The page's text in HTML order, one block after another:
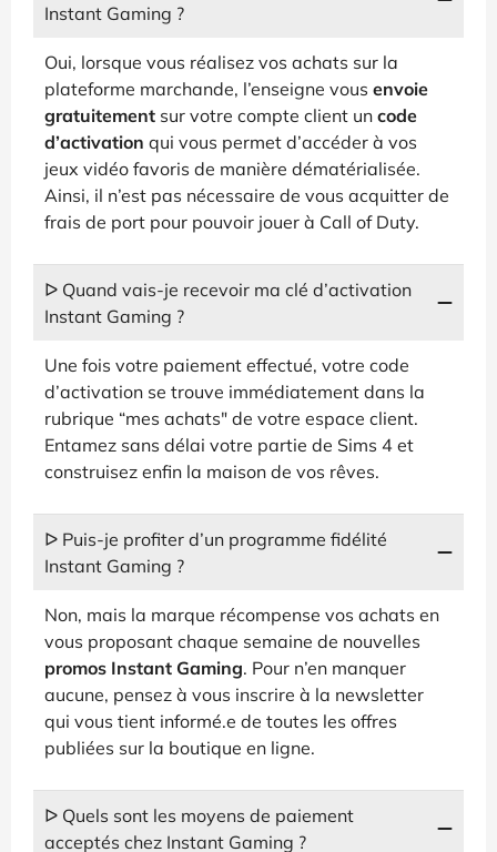
Instant Gaming ?
Oui, lorsque vous réalisez vos achats sur la
plateforme marchande, l’enseigne vous envoie
gratuitement sur votre compte client un code
d’activation qui vous permet d’accéder à vos
jeux vidéo favoris de manière dématérialisée.
Ainsi, il n’est pas nécessaire de vous acquitter de
frais de port pour pouvoir jouer à Call of Duty.
ᐅ Quand vais-je recevoir ma clé d’activation
Instant Gaming ?
Une fois votre paiement effectué, votre code
d’activation se trouve immédiatement dans la
rubrique “mes achats" de votre espace client.
Entamez sans délai votre partie de Sims 4 et
construisez enfin la maison de vos rêves.
ᐅ Puis-je profiter d’un programme fidélité
Instant Gaming ?
Non, mais la marque récompense vos achats en
vous proposant chaque semaine de nouvelles
promos Instant Gaming. Pour n’en manquer
aucune, pensez à vous inscrire à la newsletter
qui vous tient informé.e de toutes les offres
publiées sur la boutique en ligne.
ᐅ Quels sont les moyens de paiement
acceptés chez Instant Gaming ?